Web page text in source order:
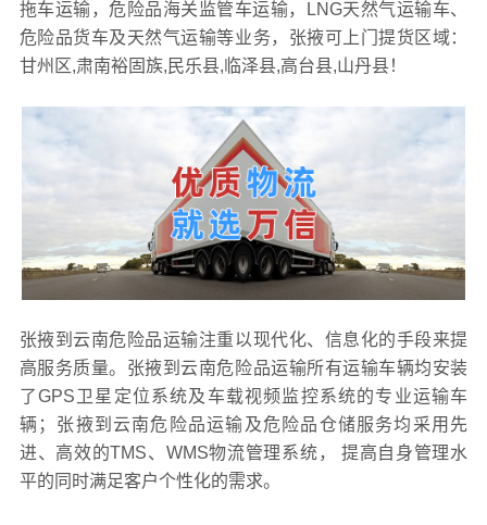
拖车运输，危险品海关监管车运输，LNG天然气运输车、
危险品货车及天然气运输等业务，张掖可上门提货区域：
甘州区,肃南裕固族,民乐县,临泽县,高台县,山丹县！
张掖到云南危险品运输注重以现代化、信息化的手段来提
高服务质量。张掖到云南危险品运输所有运输车辆均安装
了GPS卫星定位系统及车载视频监控系统的专业运输车
辆；张掖到云南危险品运输及危险品仓储服务均采用先
进、高效的TMS、WMS物流管理系统， 提高自身管理水
平的同时满足客户个性化的需求。